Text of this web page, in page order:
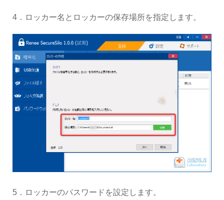
4．ロッカー名とロッカーの保存場所を指定します。
5．ロッカーのパスワードを設定します。